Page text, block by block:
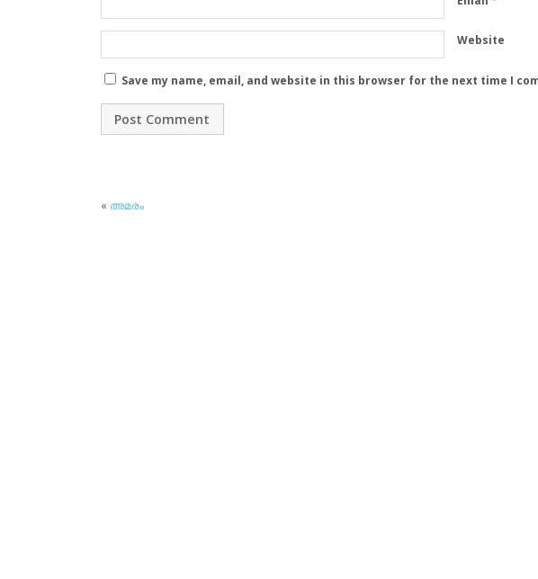
Website
Save my name, email, and website in this browser for the next time I
« അമരം